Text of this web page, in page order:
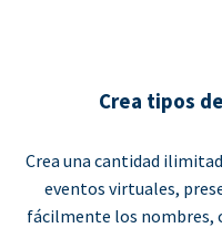
Crea tipos
Crea una cantidad
eventos virtuales,
fácilmente los nombres,